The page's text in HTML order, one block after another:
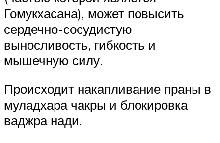
Гомукхасана), может повысить
сердечно-сосудистую
выносливость, гибкость и
мышечную силу.
Происходит накапливание праны в
муладхара чакры и блокировка
ваджра нади.